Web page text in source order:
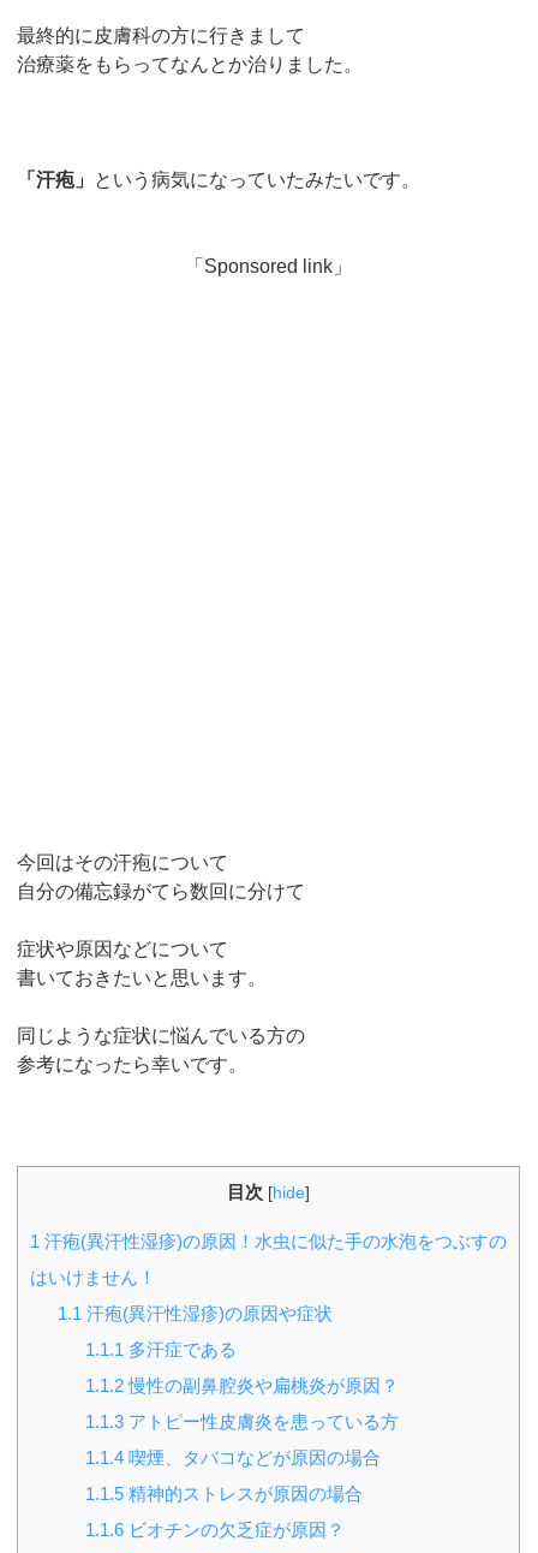
最終的に皮膚科の方に行きまして
治療薬をもらってなんとか治りました。
「汗疱」 という病気になっていたみたいです。
「Sponsored link」
今回はその汗疱について
自分の備忘録がてら数回に分けて
症状や原因などについて
書いておきたいと思います。
同じような症状に悩んでいる方の
参考になったら幸いです。
目次 [hide]
1 汗疱(異汗性湿疹)の原因！水虫に似た手の水泡をつぶすの
はいけません！
1.1 汗疱(異汗性湿疹)の原因や症状
1.1.1 多汗症である
1.1.2慢性の副鼻腔炎や扁桃炎が原因？
1.1.3 アトピー性皮膚炎を患っている方
1.1.4 喫煙、タバコなどが原因の場合
1.1.5 精神的ストレスが原因の場合
1.1.6 ビオチンの欠乏症が原因？